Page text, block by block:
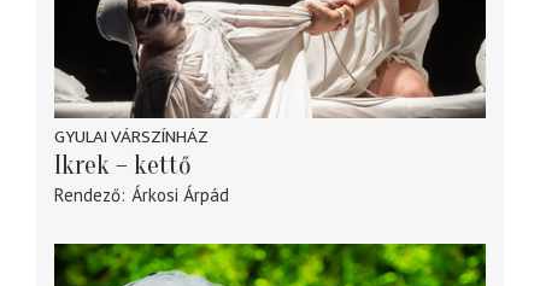
GYULAI VÁRSZÍNHÁZ
Ikrek – kettő
Rendező Árkosi Árpád